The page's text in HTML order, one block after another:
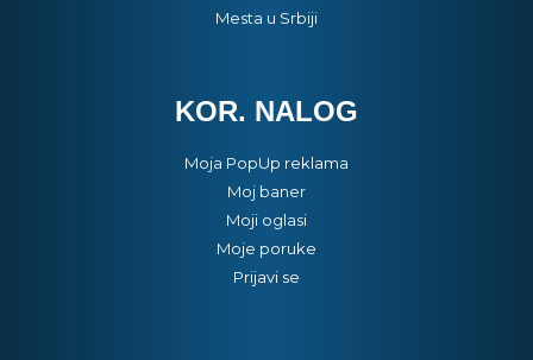
Mesta u Srbiji
KOR. NALOG
Moja PopUp reklama
Moj baner
Moji oglasi
Moje poruke
Prijavi se